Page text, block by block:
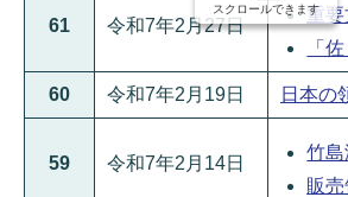
61 令和7年2月27日
重
「
60 令和7年2月19日 日本の
59 令和7年2月14日
竹
販
スクロールできます